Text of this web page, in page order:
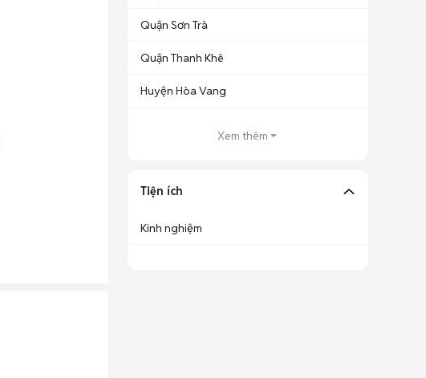
Quận Sơn Trà
Quận Thanh Khê
Huyện Hòa Vang
Xem thêm
Tiện ích
Kinh nghiệm